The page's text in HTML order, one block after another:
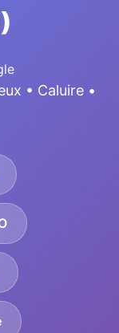
• Caluire •